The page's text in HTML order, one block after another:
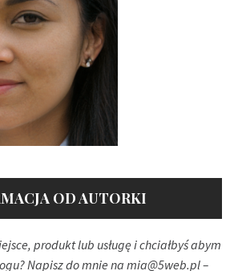
OD AUTORKI
produkt lub usługę i chciałbyś abym
Napisz do mnie na mia@5web.pl–